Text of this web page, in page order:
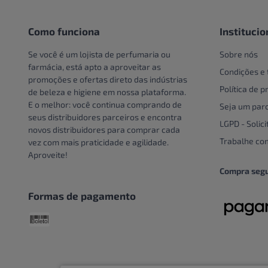
Creme Para Área Do Olho
Cuidado Com A Mão
Cuidados bucais especiais
Cuidados com o couro
cabeludo
Cuidados Com Os Pés
Cuidados especiais
Cuidados Pessoais
Unidade
Como funciona
Se você é um lojista de perfumaria ou
farmácia, está apto a aproveitar as
promoções e ofertas direto das indústrias
de beleza e higiene em nossa plataforma.
E o melhor: você continua comprando de
seus distribuidores parceiros e encontra
novos distribuidores para comprar cada
vez com mais praticidade e agilidade.
Aproveite!
Formas de pagamento
Sobre nós
Condições
Política de
Seja um
LGPD -
Trabalhe
Compra